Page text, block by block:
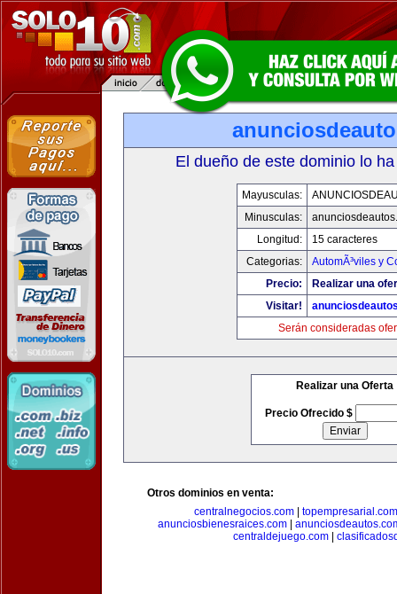
El dueño de este dominio lo
Mayusculas:
Minusculas:
Longitud:
15 caracteres
Categorias:
AutomÃ³viles y
Precio:
Realizar una
Visitar!
Serán consideradas
Realizar una Oferta
Precio Ofrecido $
Otros dominios en venta:
centralnegocios.com| topempresarial.com
anunciosbienesraices.com|
centraldejuego.com|